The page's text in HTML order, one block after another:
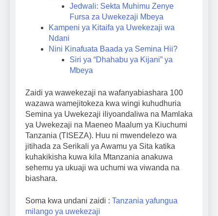
Jedwali: Sekta Muhimu Zenye
Fursa za Uwekezaji Mbeya
Kampeni ya Kitaifa ya Uwekezaji wa
Ndani
Nini Kinafuata Baada ya Semina Hii?
Siri ya “Dhahabu ya Kijani” ya
Mbeya
Zaidi ya wawekezaji na wafanyabiashara 100
wazawa wamejitokeza kwa wingi kuhudhuria
Semina ya Uwekezaji iliyoandaliwa na Mamlaka
ya Uwekezaji na Maeneo Maalum ya Kiuchumi
Tanzania (TISEZA). Huu ni mwendelezo wa
jitihada za Serikali ya Awamu ya Sita katika
kuhakikisha kuwa kila Mtanzania anakuwa
sehemu ya ukuaji wa uchumi wa viwanda na
biashara.
Soma kwa undani zaidi : Tanzania yafungua
milango ya uwekezaji